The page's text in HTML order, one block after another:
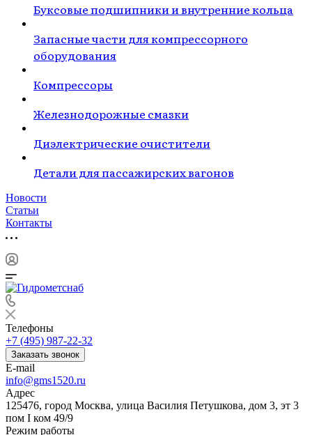
Буксовые подшипники и внутренние кольца
Запасные части для компрессорного
оборудования
Компрессоры
Железнодорожные смазки
Диэлектрические очистители
Детали для пассажирских вагонов
Новости
Статьи
Контакты
Телефоны
+7 (495) 987-22-32
Заказать звонок
E-mail
info@gms1520.ru
Адрес
125476, город Москва, улица Василия Петушкова, дом 3, эт 3
пом I ком 49/9
Режим работы